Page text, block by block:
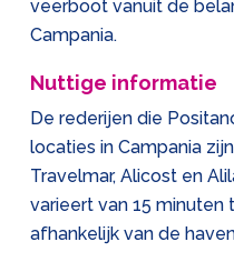
veerboot vanuit de
Campania.
Nuttige informatie
De rederijen die
locaties in Campania
Travelmar, Alicost en
varieert van 15 minuten
afhankelijk van de